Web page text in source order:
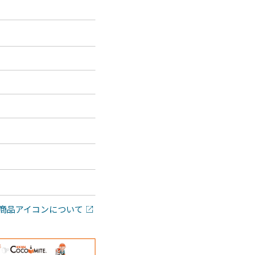
品アイコンについて